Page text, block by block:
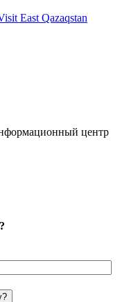
East Qazaqstan
центр